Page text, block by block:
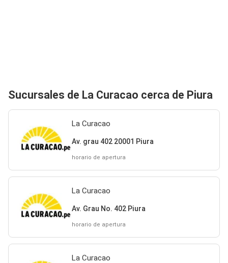
Sucursales de La Curacao cerca de Piura
La Curacao
Av. grau 402 20001 Piura
horario de apertura
La Curacao
Av. Grau No. 402 Piura
horario de apertura
La Curacao